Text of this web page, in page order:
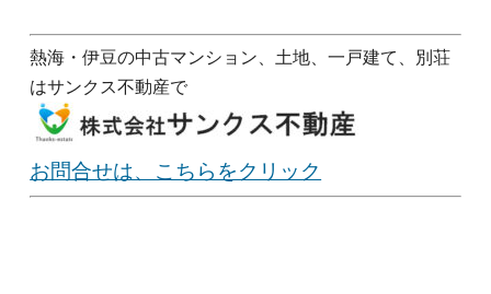
熱海・伊豆の中古マンション、土地、一戸建て、別荘
はサンクス不動産で
お問合せは、こちらをクリック